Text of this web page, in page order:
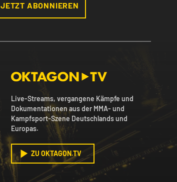
JETZT ABONNIEREN
Live-Streams, vergangene Kämpfe und
Dokumentationen aus der MMA- und
Kampfsport-Szene Deutschlands und
Europas.
ZU OKTAGON.TV